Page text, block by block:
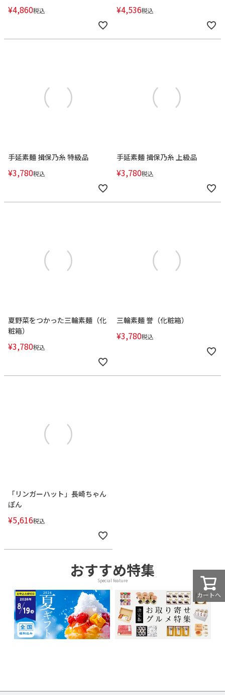
¥4,860税込 ¥4,536税込
手延素麺 揖保乃糸 特級品
¥3,780税込
手延素麺 揖保乃糸 上級品
¥3,780税込
夏野菜をつかった三輪素麺（化
粧箱）
¥3,780税込
三輪素麺 誉（化粧箱）
¥3,780税込
「リンガーハット」長崎ちゃん
ぽん
¥5,616税込
カートへ
おすすめ特集
Special feature